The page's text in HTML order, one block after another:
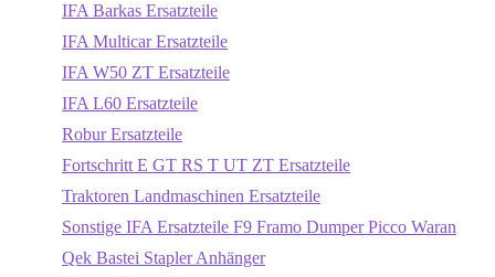
IFA Barkas Ersatzteile
IFA Multicar Ersatzteile
IFA W50 ZT Ersatzteile
IFA L60 Ersatzteile
Robur Ersatzteile
Fortschritt E GT RS T UT ZT Ersatzteile
Traktoren Landmaschinen Ersatzteile
Sonstige IFA Ersatzteile F9 Framo Dumper Picco Waran
Qek Bastei Stapler Anhänger